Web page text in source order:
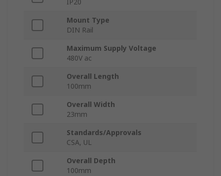
IP20
Mount Type
DIN Rail
Maximum Supply Voltage
480V ac
Overall Length
100mm
Overall Width
23mm
Standards/Approvals
CSA, UL
Overall Depth
100mm